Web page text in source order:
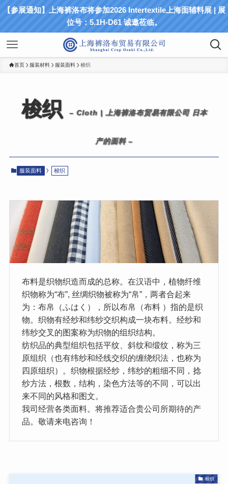
【参展通知】上海裤洛布将参加2026 Intertextile上海面辅料展 | 展
位号：5.1H-D61 诚邀莅临。
首页 服装材料 服装面料 梭织
梭织 – Cloth | 上海裤洛布贸易有限公司 日本
产的面料 –
服装面料 梭织
布料是织物织造而成的总称。在汉语中，植物纤维
织物称为“布”, 丝绸织物被称为“帛”，两者合起来
为：布帛（ふはく），所以布帛（布料 ）指的是织
物。织物有经纱和纬纱交织构成一块布料。经纱和
纬纱交叉的图案称为织物的组织结构。
纺织品的典型组织包括平纹、斜纹和缎纹，称为三
原组织（也有纬纱和经线交织的缠绕织法，也称为
四原组织）。织物根据经纱，纬纱的粗细不同，捻
纱方法，根数，结构，染色方法等的不同，可以出
来不同的风格和图文。
我司经营各类面料。将推荐适合贵公司所期待的产
品。敬请来电咨询！
梭织